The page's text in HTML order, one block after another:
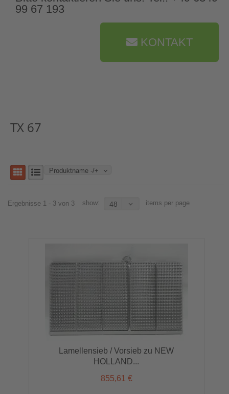
99 67 193
KONTAKT
TX 67
Produktname -/+
Ergebnisse 1 - 3 von 3 show: 48 items per page
Lamellensieb / Vorsieb zu NEW
HOLLAND...
855,61 €